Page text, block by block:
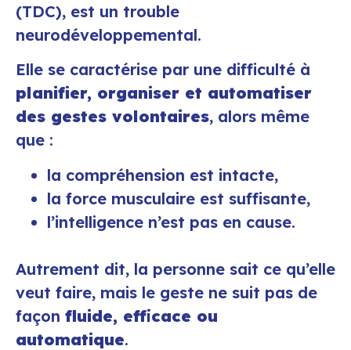
(TDC), est un trouble
neurodéveloppemental.
Elle se caractérise par une difficulté à
planifier, organiser et automatiser
des gestes volontaires, alors même
que :
la compréhension est intacte,
la force musculaire est suffisante,
l’intelligence n’est pas en cause.
Autrement dit, la personne sait ce qu’elle
veut faire, mais le geste ne suit pas de
façon fluide, efficace ou
automatique.